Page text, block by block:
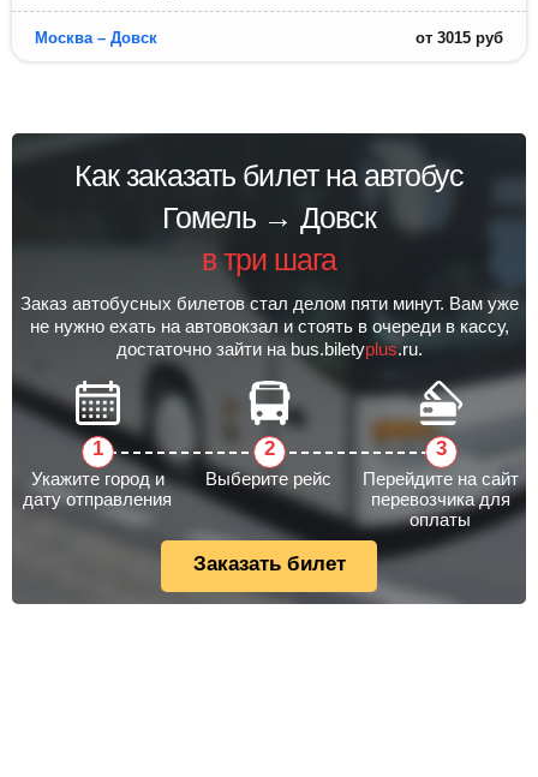
Москва – Довск от 3015 руб
Как заказать билет на автобус
Гомель → Довск
в три шага
Заказ автобусных билетов стал делом пяти минут. Вам уже
не нужно ехать на автовокзал и стоять в очереди в кассу,
достаточно зайти на bus.biletyplus.ru.
Укажите город и
дату отправления
Выберите рейс
Перейдите на сайт
перевозчика для
оплаты
Заказать билет